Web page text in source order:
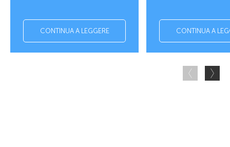
CONTINUA A LEGGERE CONTINUA A